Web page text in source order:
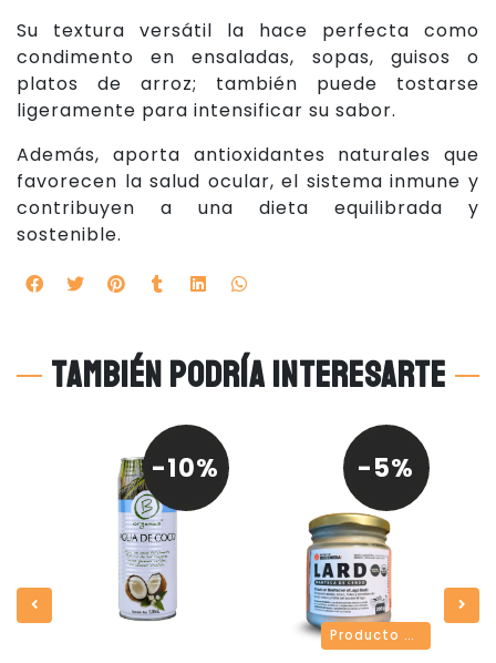
Su textura versátil la hace perfecta como
condimento en ensaladas, sopas, guisos o
platos de arroz; también puede tostarse
ligeramente para intensificar su sabor.
Además, aporta antioxidantes naturales que
favorecen la salud ocular, el sistema inmune y
contribuyen a una dieta equilibrada y
sostenible.
También podría interesarte
-10% -5%
Producto ahora apto envío a todo Chile!